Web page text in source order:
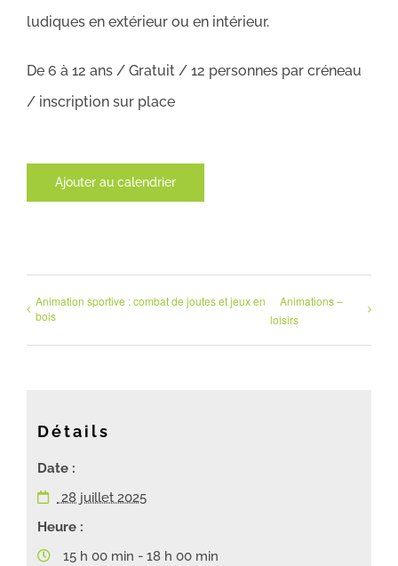
ludiques en extérieur ou en intérieur.
De 6 à 12 ans / Gratuit / 12 personnes par créneau
/ inscription sur place
Ajouter au calendrier
Animation sportive : combat de joutes et jeux en
bois
Animations –
loisirs
Détails
Date :
28 juillet 2025
Heure :
15 h 00 min - 18 h 00 min